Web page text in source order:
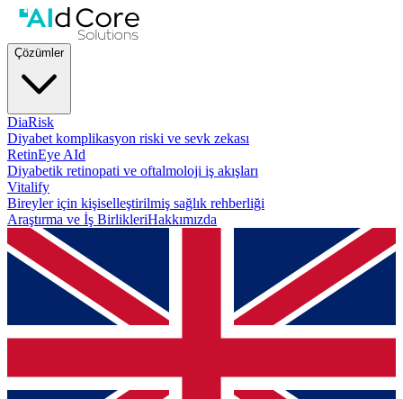
Çözümler
DiaRisk
Diyabet komplikasyon riski ve sevk zekası
RetinEye AId
Diyabetik retinopati ve oftalmoloji iş akışları
Vitalify
Bireyler için kişiselleştirilmiş sağlık rehberliği
Araştırma ve İş BirlikleriHakkımızda